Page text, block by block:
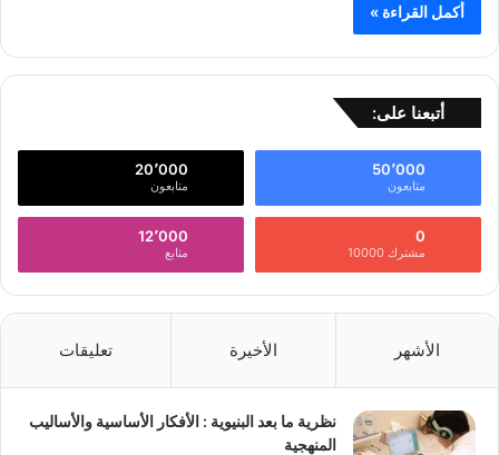
أكمل القراءة »
أتبعنا على:
50٬000
متابعون
20٬000
متابعون
0
مشترك 10000
12٬000
متابع
الأشهر الأخيرة تعليقات
نظرية ما بعد البنيوية : الأفكار الأساسية والأساليب
المنهجية